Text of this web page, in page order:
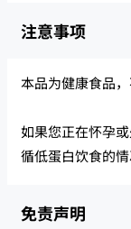
注意事项
本品为健康食品，
如果您正在怀孕
循低蛋白饮食的情
免责声明